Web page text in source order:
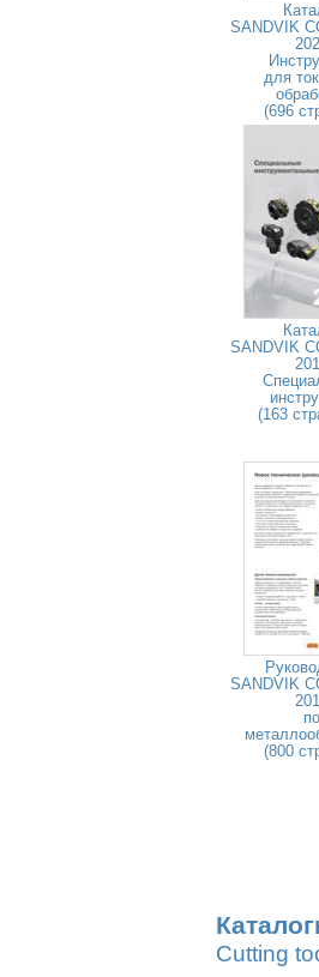
SANDVIK
для
(696
SANDVIK
(163
SANDVIK
по
(800
Cutting